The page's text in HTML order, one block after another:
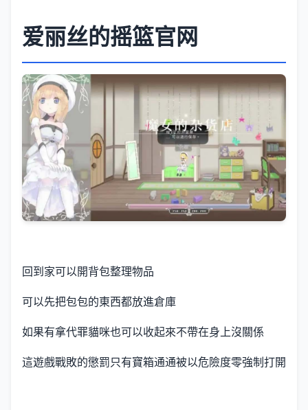
爱丽丝的摇篮官网
回到家可以開背包整理物品
可以先把包包的東西都放進倉庫
如果有拿代罪貓咪也可以收起來不帶在身上沒關係
這遊戲戰敗的懲罰只有寶箱通通被以危險度零強制打開